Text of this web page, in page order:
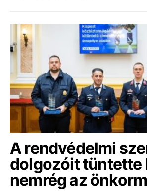
A rendvédelmi
dolgozóit tüntette
nemrég az